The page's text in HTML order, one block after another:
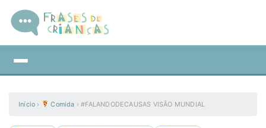
Início › Comida ›#FALANDODECAUSAS VISÃO MUNDIAL